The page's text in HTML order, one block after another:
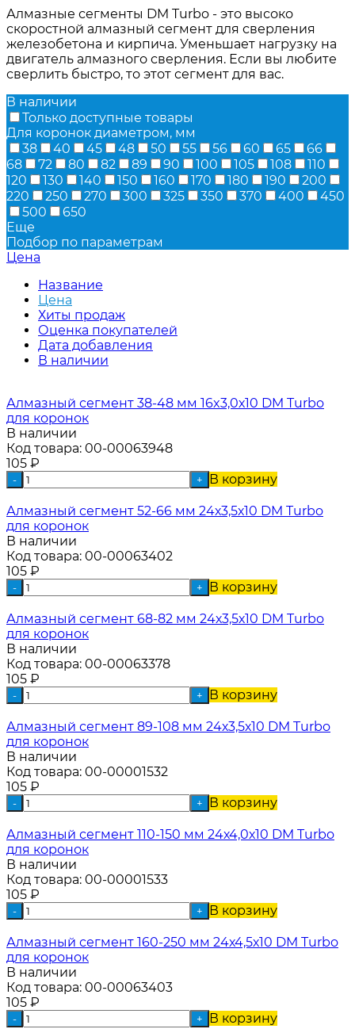
Алмазные сегменты DM Turbo - это высоко
скоростной алмазный сегмент для сверления
железобетона и кирпича. Уменьшает нагрузку на
двигатель алмазного сверления. Если вы любите
сверлить быстро, то этот сегмент для вас.
В наличии
Только доступные товары
Для коронок диаметром, мм
38
40 45 48 50 55 56 60 65
66
68
72 80 82 89 90 100 105 108
110
120
130 140 150 160 170 180 190
200
220
250 270 300 325 350 370 400
450
500
650
Еще
Подбор по параметрам
Цена
Название
Цена
Хиты продаж
Оценка покупателей
Дата добавления
В наличии
Алмазный сегмент 38-48 мм 16x3,0х10 DM Turbo
для коронок
В наличии
Код товара: 00-00063948
105 ₽
- + В корзину
Алмазный сегмент 52-66 мм 24х3,5х10 DM Turbo
для коронок
В наличии
Код товара: 00-00063402
105 ₽
- + В корзину
Алмазный сегмент 68-82 мм 24х3,5х10 DM Turbo
для коронок
В наличии
Код товара: 00-00063378
105 ₽
- + В корзину
Алмазный сегмент 89-108 мм 24х3,5х10 DM Turbo
для коронок
В наличии
Код товара: 00-00001532
105 ₽
- + В корзину
Алмазный сегмент 110-150 мм 24х4,0х10 DM Turbo
для коронок
В наличии
Код товара: 00-00001533
105 ₽
- + В корзину
Алмазный сегмент 160-250 мм 24х4,5х10 DM Turbo
для коронок
В наличии
Код товара: 00-00063403
105 ₽
- + В корзину